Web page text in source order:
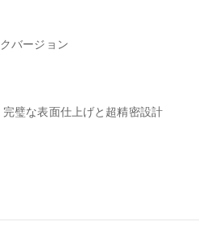
バージョン
璧な表面仕上げと超精密設計